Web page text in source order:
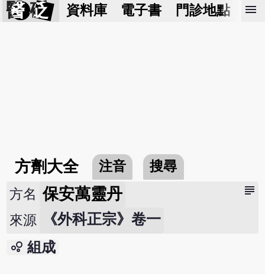
醫 砭 資料庫 電子書 門診地點 預
menu
方劑大全 注音 搜尋
subject
方名 保安萬靈丹
來源 《外科正宗》卷一
bubble_chart 組成